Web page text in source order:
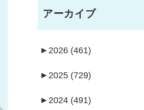
アーカイブ
► 2026 (461)
► 2025 (729)
► 2024 (491)